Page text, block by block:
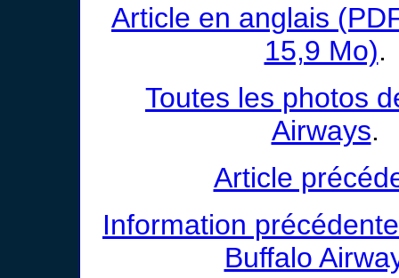
Article en anglais
15,9 Mo).
Toutes les photos
Airways.
Article
Information
Buffalo